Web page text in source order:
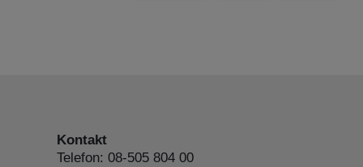
Kontakt
Telefon: 08-505 804 00